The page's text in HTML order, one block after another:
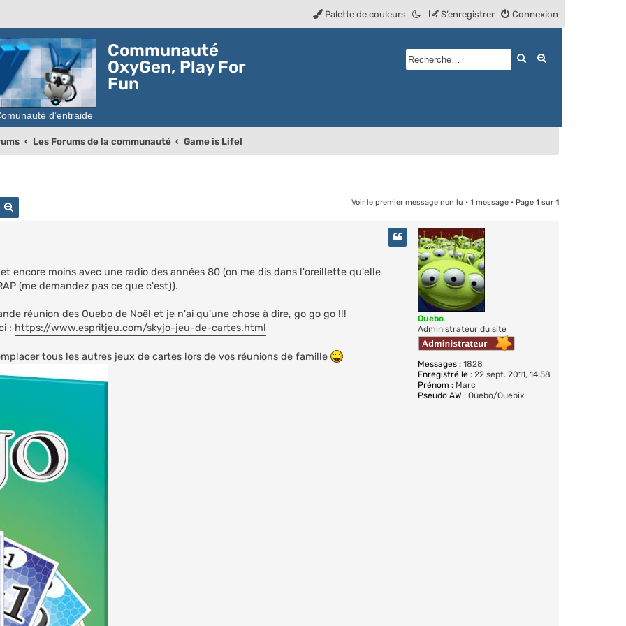
Connexion
S’enregistrer
Palette de couleurs
Communauté
OxyGen, Play For
Fun
Rechercher
Les Forums de la communauté Game is Life!
Voir le premier message non lu • 1 message • Page 1 sur 1
Ouebo
Administrateur du site
Messages : 1828
Enregistré le : 22 sept. 2011, 14:58
Prénom : Marc
Pseudo AW : Ouebo/Ouebix
encore moins avec une radio des années 80 (on me dis dans l'oreillette qu'elle
(me demandez pas ce que c'est)).
réunion des Ouebo de Noël et je n'ai qu'une chose à dire, go go go !!!
: https://www.espritjeu.com/skyjo-jeu-de-cartes.html
tous les autres jeux de cartes lors de vos réunions de famille